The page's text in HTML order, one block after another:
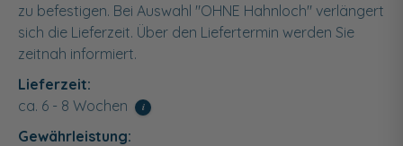
zu befestigen. Bei Auswahl "OHNE Hahnloch" verlängert
sich die Lieferzeit. Über den Liefertermin werden Sie
zeitnah informiert.
Lieferzeit:
ca. 6 - 8 Wochen
i
Gewährleistung: